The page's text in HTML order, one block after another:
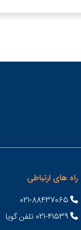
راه های ارتباطی